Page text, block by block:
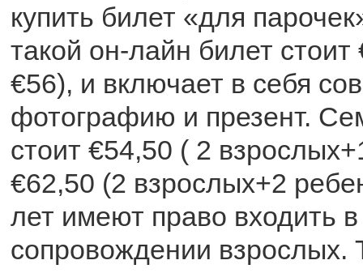
купить билет «для
такой он-лайн билет
€56), и включает в себя
фотографию и презент.
стоит €54,50 ( 2
€62,50 (2 взрослых+2
лет имеют право входить
сопровождении взрослых.